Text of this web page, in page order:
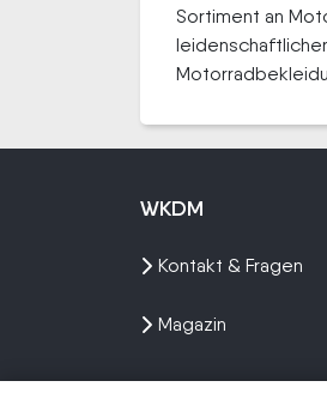
Sortiment an
WKDM
Kontakt & Fragen
Magazin